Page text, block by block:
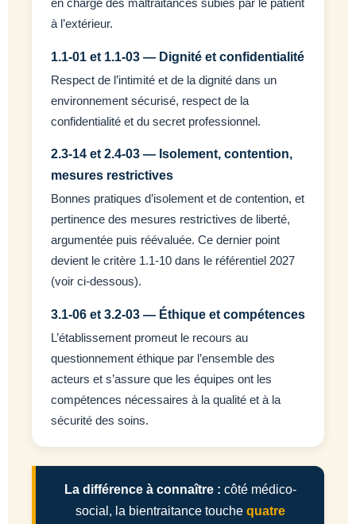
en charge des maltraitances subies par le patient
à l’extérieur.
1.1-01 et 1.1-03 — Dignité et confidentialité
Respect de l’intimité et de la dignité dans un
environnement sécurisé, respect de la
confidentialité et du secret professionnel.
2.3-14 et 2.4-03 — Isolement, contention,
mesures restrictives
Bonnes pratiques d’isolement et de contention, et
pertinence des mesures restrictives de liberté,
argumentée puis réévaluée. Ce dernier point
devient le critère 1.1-10 dans le référentiel 2027
(voir ci-dessous).
3.1-06 et 3.2-03 — Éthique et compétences
L’établissement promeut le recours au
questionnement éthique par l’ensemble des
acteurs et s’assure que les équipes ont les
compétences nécessaires à la qualité et à la
sécurité des soins.
La différence à connaître : côté médico-
social, la bientraitance touche quatre